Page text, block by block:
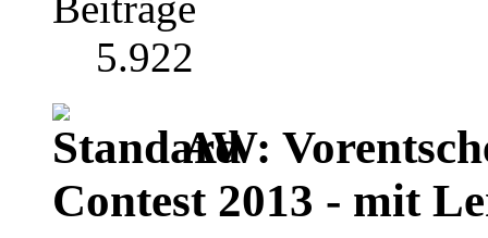
5.922
AW:
Contest 2013 - mit